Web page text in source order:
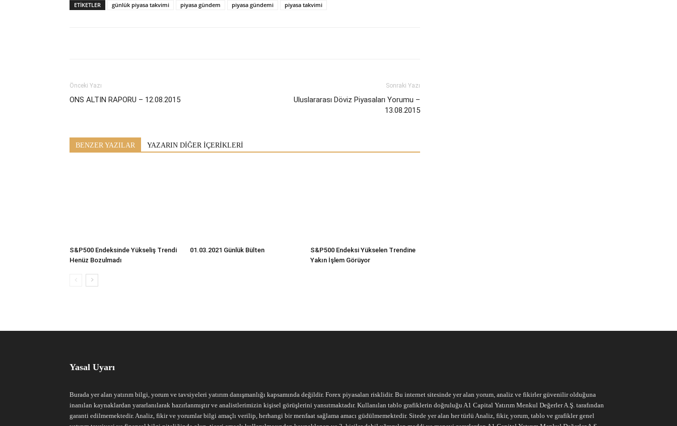
ETİKETLER günlük piyasa takvimi piyasa gündem piyasa gündemi piyasa takvimi
Önceki Yazı
ONS ALTIN RAPORU – 12.08.2015
Sonraki Yazı
Uluslararası Döviz Piyasaları Yorumu –
13.08.2015
BENZER YAZILAR YAZARIN DİĞER İÇERİKLERİ
S&P500 Endeksinde Yükseliş Trendi
Henüz Bozulmadı
01.03.2021 Günlük Bülten
S&P500 Endeksi Yükselen Trendine
Yakın İşlem Görüyor
Yasal Uyarı
Burada yer alan yatırım bilgi, yorum ve tavsiyeleri yatırım danışmanlığı kapsamında değildir. Forex piyasaları risklidir. Bu internet sitesinde yer alan yorum, analiz ve fikirler güvenilir olduğuna
inanılan kaynaklardan yararlanılarak hazırlanmıştır ve analistlerimizin kişisel görüşlerini yansıtmaktadır. Kullanılan tablo grafiklerin doğruluğu A1 Capital Yatırım Menkul Değerler A.Ş. tarafından
garanti edilmemektedir. Analiz, fikir ve yorumlar bilgi amaçlı verilip, herhangi bir menfaat sağlama amacı güdülmemektedir. Sitede yer alan her türlü Analiz, fikir, yorum, tablo ve grafikler genel